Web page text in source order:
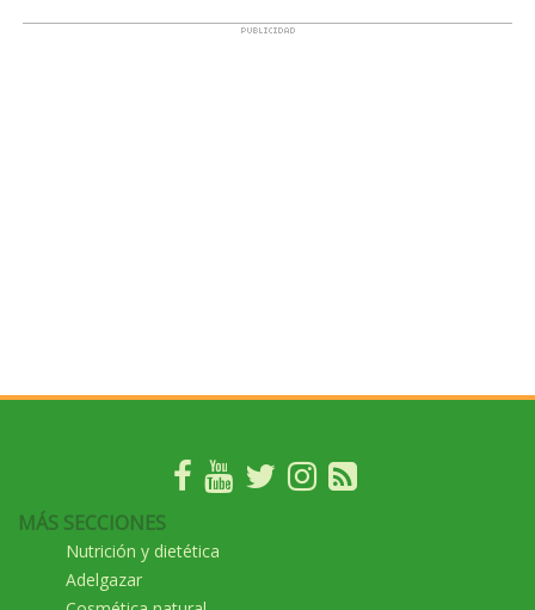
MÁS SECCIONES
Nutrición y dietética
Adelgazar